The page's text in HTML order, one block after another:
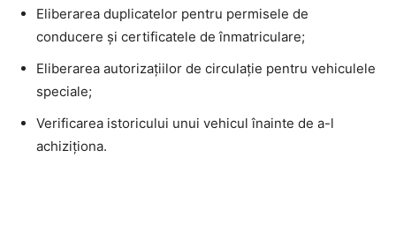
Eliberarea duplicatelor pentru permisele de
conducere și certificatele de înmatriculare;
Eliberarea autorizațiilor de circulație pentru vehiculele
speciale;
Verificarea istoricului unui vehicul înainte de a-l
achiziționa.